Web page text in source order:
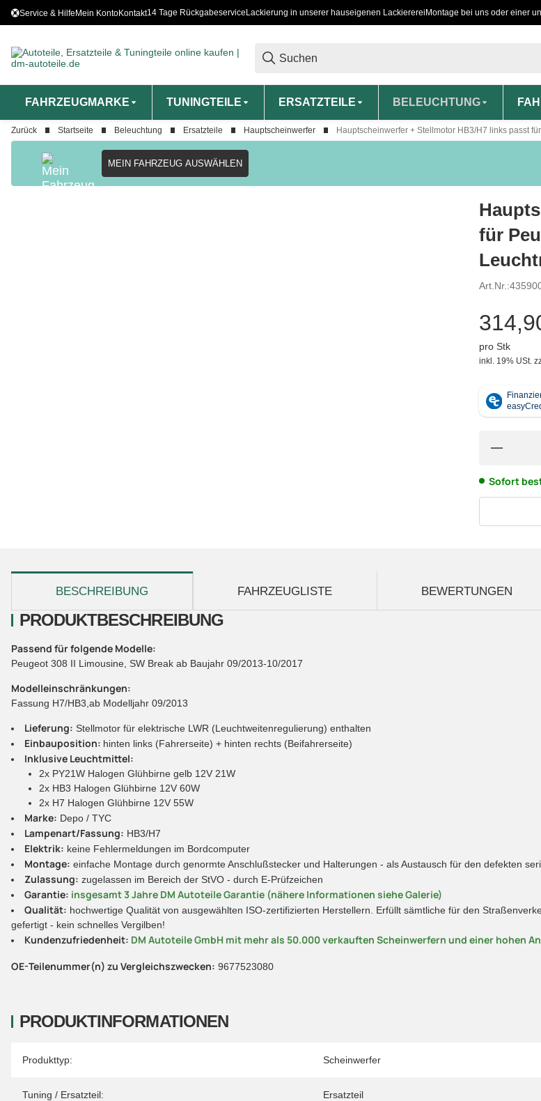
Service & HilfeMein KontoKontakt14 Tage Rückgabeservice Lackierung in unserer hauseigenen Lackiererei Montage bei uns oder einer
FAHRZEUGMARKE TUNINGTEILE ERSATZTEILE BELEUCHTUNG
Zurück Startseite Beleuchtung Ersatzteile Hauptscheinwerfer Hauptscheinwerfer + Stellmotor HB3/H7 links passt
MEIN FAHRZEUG AUSWÄHLEN
für
Art.Nr.:
pro Stk
inkl. 19% USt.
Sofort
BESCHREIBUNG FAHRZEUGLISTE BEWERTUNGEN
PRODUKTINFORMATIONEN
Produkteigenschaft
Wert
Produkttyp: Scheinwerfer
Tuning / Ersatzteil: Ersatzteil
PRODUKTBESCHREIBUNG
Passend für folgende Modelle:
Peugeot 308 II Limousine, SW Break ab Baujahr 09/2013-10/2017
Modelleinschränkungen:
Fassung H7/HB3,ab Modelljahr 09/2013
Lieferung: Stellmotor für elektrische LWR (Leuchtweitenregulierung) enthalten
Einbauposition: hinten links (Fahrerseite) + hinten rechts (Beifahrerseite)
Inklusive Leuchtmittel:
2x PY21W Halogen Glühbirne gelb 12V 21W
2x HB3 Halogen Glühbirne 12V 60W
2x H7 Halogen Glühbirne 12V 55W
Marke: Depo / TYC
Lampenart/Fassung: HB3/H7
Elektrik: keine Fehlermeldungen im Bordcomputer
Montage: einfache Montage durch genormte Anschlußstecker und Halterungen - als Austausch für den defekten
Zulassung: zugelassen im Bereich der StVO - durch E-Prüfzeichen
Garantie: insgesamt 3 Jahre DM Autoteile Garantie (nähere Informationen siehe Galerie)
Qualität: hochwertige Qualität von ausgewählten ISO-zertifizierten Herstellern. Erfüllt sämtliche für den
gefertigt - kein schnelles Vergilben!
Kundenzufriedenheit: DM Autoteile GmbH mit mehr als 50.000 verkauften Scheinwerfern und einer hohen
OE-Teilenummer(n) zu Vergleichszwecken: 9677523080